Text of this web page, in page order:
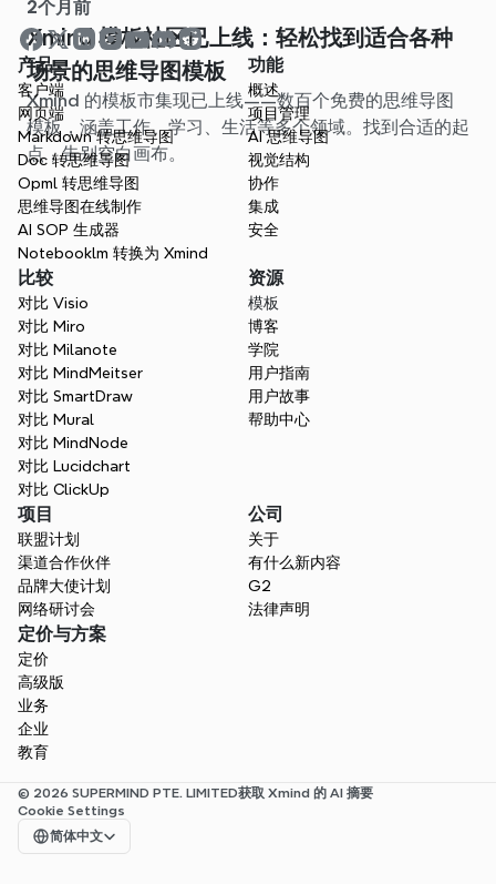
2个月前
Xmind 模板社区已上线：轻松找到适合各种
场景的思维导图模板
Xmind 的模板市集现已上线——数百个免费的思维导图
模板，涵盖工作、学习、生活等多个领域。找到合适的起
点，告别空白画布。
产品
客户端
网页端
Markdown 转思维导图
Doc 转思维导图
Opml 转思维导图
思维导图在线制作
AI SOP 生成器
Notebooklm 转换为 Xmind
功能
概述
项目管理
AI 思维导图
视觉结构
协作
集成
安全
比较
对比 Visio
对比 Miro
对比 Milanote
对比 MindMeitser
对比 SmartDraw
对比 Mural
对比 MindNode
对比 Lucidchart
对比 ClickUp
资源
模板
博客
学院
用户指南
用户故事
帮助中心
项目
联盟计划
渠道合作伙伴
品牌大使计划
网络研讨会
公司
关于
有什么新内容
G2
法律声明
定价与方案
定价
高级版
业务
企业
教育
© 2026 SUPERMIND PTE. LIMITED获取 Xmind 的 AI 摘要
Cookie Settings
Select Language
简体中文